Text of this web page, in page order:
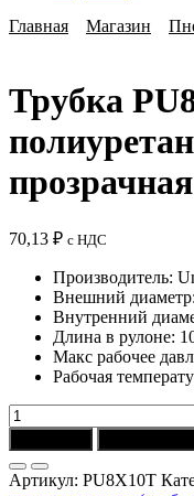
Главная Магазин
Трубка
прозрачная
70,13 ₽ с НДС
Производитель:
Внешний
Внутренний
Длина в рулоне:
Макс рабочее
Рабочая
Количество
товара
Трубка
PU8X10T
Артикул: PU8X10T